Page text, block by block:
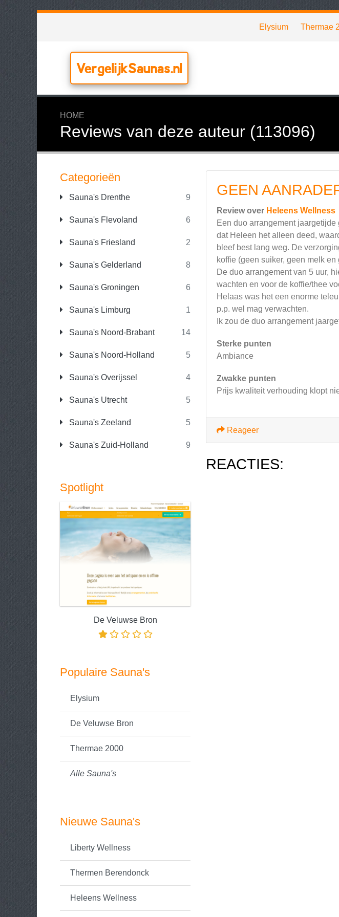
Elysium Thermae
VergelijkSaunas.nl
HOME
Reviews van deze auteur (113096)
Categorieën
Sauna's Drenthe 9
Sauna's Flevoland 6
Sauna's Friesland 2
Sauna's Gelderland 8
Sauna's Groningen 6
Sauna's Limburg 1
Sauna's Noord-Brabant 14
Sauna's Noord-Holland 5
Sauna's Overijssel 4
Sauna's Utrecht 5
Sauna's Zeeland 5
Sauna's Zuid-Holland 9
Spotlight
De Veluwse Bron
Populaire Sauna's
Elysium
De Veluwse Bron
Thermae 2000
Alle Sauna's
Nieuwe Sauna's
Liberty Wellness
Thermen Berendonck
Heleens Wellness
GEEN
Review over Heleens Wellness
Een duo arrangement
dat Heleen het alleen deed,
bleef best lang weg. De
koffie (geen suiker, geen melk
De duo arrangement van 5 uur,
wachten en voor de koffie/thee
Helaas was het een enorme
p.p. wel mag verwachten.
Ik zou de duo arrangement
Sterke punten
Ambiance
Zwakke punten
Prijs kwaliteit verhouding klopt
Reageer
REACTIES: